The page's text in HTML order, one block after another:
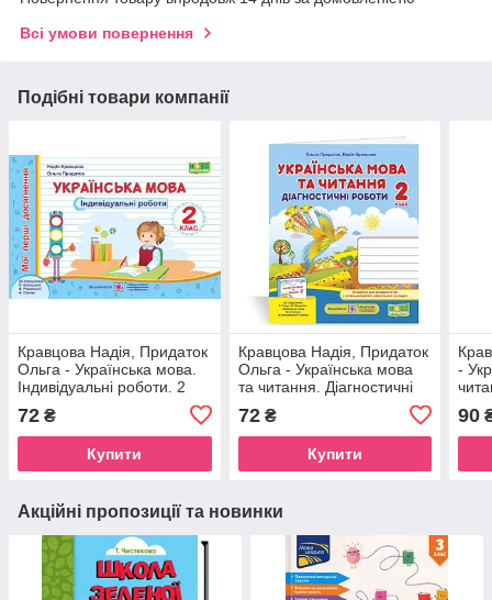
Всі умови повернення
Подібні товари компанії
Кравцова Надія, Придаток
Ольга - Українська мова.
Індивідуальні роботи. 2
Кравцової)
72 ₴
Купити
Кравцова Надія, Придаток
Ольга - Українська мова
та читання. Діагностичні
підручн. Сапун)
72₴
Купити
-
90
Акційні пропозиції та новинки